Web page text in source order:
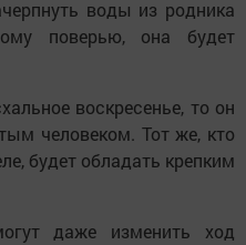
воды из родника
поверью, она будет
воскресенье, то он
человеком. Тот же, кто
будет обладать крепким
даже изменить ход